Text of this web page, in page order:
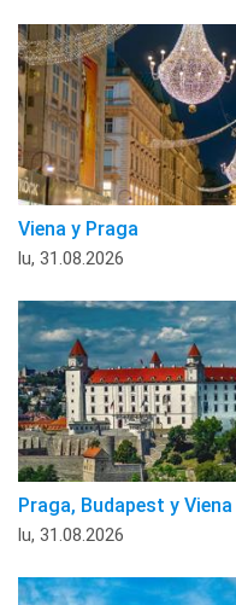
Viena y Praga
lu, 31.08.2026
Praga, Budapest y Viena
lu, 31.08.2026